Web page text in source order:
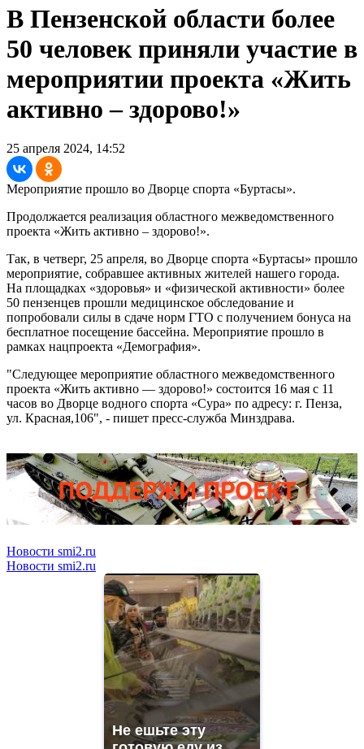
В Пензенской области более
50 человек приняли участие в
мероприятии проекта «Жить
активно – здорово!»
25 апреля 2024, 14:52
Мероприятие прошло во Дворце спорта «Буртасы».
Продолжается реализация областного межведомственного
проекта «Жить активно – здорово!».
Так, в четверг, 25 апреля, во Дворце спорта «Буртасы» прошло
мероприятие, собравшее активных жителей нашего города.
На площадках «здоровья» и «физической активности» более
50 пензенцев прошли медицинское обследование и
попробовали силы в сдаче норм ГТО с получением бонуса на
бесплатное посещение бассейна. Мероприятие прошло в
рамках нацпроекта «Демография».
"Следующее мероприятие областного межведомственного
проекта «Жить активно — здорово!» состоится 16 мая с 11
часов во Дворце водного спорта «Сура» по адресу: г. Пенза,
ул. Красная,106", - пишет пресс-служба Минздрава.
Новости smi2.ru
Новости smi2.ru
Не ешьте эту